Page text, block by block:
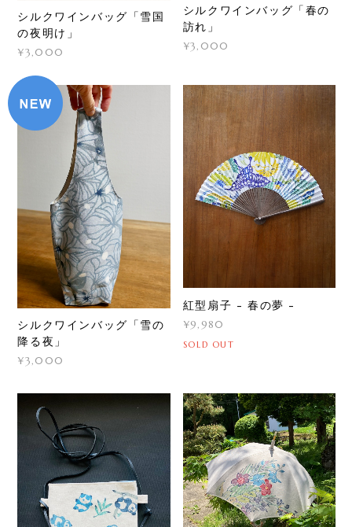
シルクワインバッグ「雪国
の夜明け」
¥3,000
シルクワインバッグ「春の
訪れ」
¥3,000
シルクワインバッグ「雪の
降る夜」
¥3,000
紅型扇子 - 春の夢 -
¥9,980
SOLD OUT